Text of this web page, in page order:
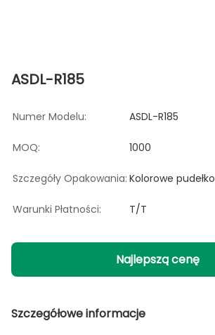
ASDL-R185
Numer Modelu: ASDL-R185
MOQ: 1000
Szczegóły Opakowania: Kolorowe pudełko
Warunki Płatności: T/T
Najlepszą cenę
Szczegółowe informacje